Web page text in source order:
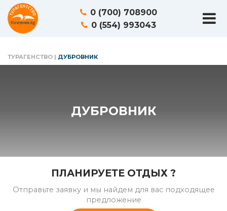
0 (700) 708900
0 (554) 993043
ТУРАГЕНСТВО | ДУБРОВНИК
ДУБРОВНИК
ПЛАНИРУЕТЕ ОТДЫХ ?
Отправьте заявку и мы найдем для вас подходящее
предложение